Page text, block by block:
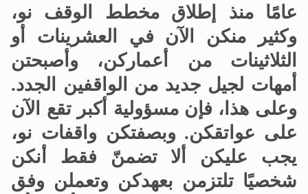
عامًا منذ إطلاق مخطط الوقف نو،
وكثير منكن الآن في العشرينات أو
الثلاثينات من أعماركن، وأصبحتن
أمهات لجيل جديد من الواقفين الجدد.
وعلى هذا، فإن مسؤولية أكبر تقع الآن
على عواتقكن. وبصفتكن واقفات نو،
يجب عليكن ألا تضمنّ فقط أنكن
شخصيًا تلتزمن بعهدكن وتعملن وفق